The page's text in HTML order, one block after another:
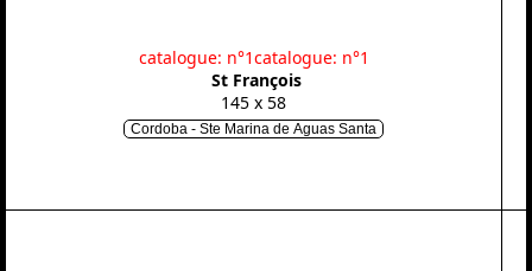
catalogue: n°1catalogue: n°1
St François
145 x 58
Cordoba - Ste Marina de Aguas Santa